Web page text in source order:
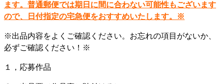
ます。普通郵便では期日に間に合わない可能性もございます
ので、日付指定の宅急便をおすすめいたします。※
※出品内容をよくご確認ください。お忘れの項目がないか、
必ずご確認ください！※
１，応募作品